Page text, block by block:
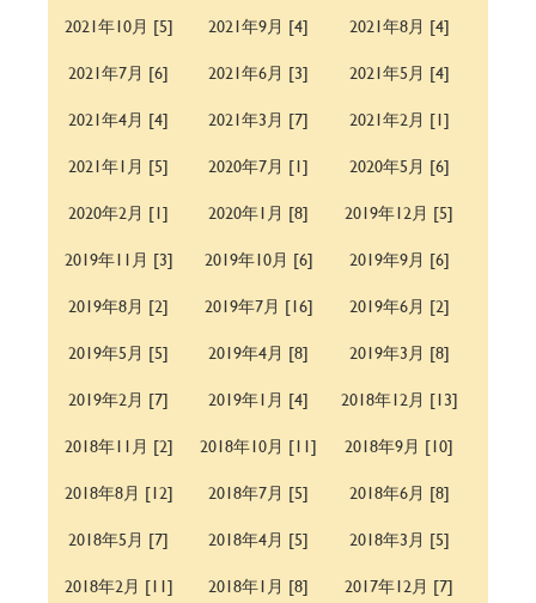
2021年10月 [5]
2021年9月 [4]
2021年8月 [4]
2021年7月 [6]
2021年6月 [3]
2021年5月 [4]
2021年4月 [4]
2021年3月 [7]
2021年2月 [1]
2021年1月 [5]
2020年7月 [1]
2020年5月 [6]
2020年2月 [1]
2020年1月 [8]
2019年12月 [5]
2019年11月 [3]
2019年10月 [6]
2019年9月 [6]
2019年8月 [2]
2019年7月 [16]
2019年6月 [2]
2019年5月 [5]
2019年4月 [8]
2019年3月 [8]
2019年2月 [7]
2019年1月 [4]
2018年12月 [13]
2018年11月 [2]
2018年10月 [11]
2018年9月 [10]
2018年8月 [12]
2018年7月 [5]
2018年6月 [8]
2018年5月 [7]
2018年4月 [5]
2018年3月 [5]
2018年2月 [11]
2018年1月 [8]
2017年12月 [7]